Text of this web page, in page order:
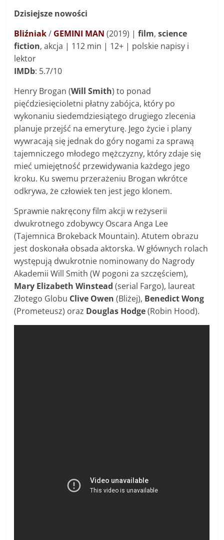
Dzisiejsze nowości
Bliźniak/ GEMINI MAN (2019) |film,science
fiction, akcja | 112 min | 12+ | polskie napisy i
lektor
IMDb: 5.7/10
Henry Brogan (Will Smith) to ponad
pięćdziesięcioletni płatny zabójca, który po
wykonaniu siedemdziesiątego drugiego zlecenia
planuje przejść na emeryturę. Jego życie i plany
wywracają się jednak do góry nogami za sprawą
tajemniczego młodego mężczyzny, który zdaje się
mieć umiejętność przewidywania każdego jego
kroku. Ku swemu przerażeniu Brogan wkrótce
odkrywa, że człowiek ten jest jego klonem.
Sprawnie nakręcony film akcji w reżyserii
dwukrotnego zdobywcy Oscara Anga Lee
(Tajemnica Brokeback Mountain). Atutem obrazu
jest doskonała obsada aktorska. W głównych rolach
występują dwukrotnie nominowany do Nagrody
Akademii Will Smith (W pogoni za szczęściem),
Mary Elizabeth Winstead (serial Fargo), laureat
Złotego Globu Clive Owen (Bliżej), Benedict Wong
(Prometeusz) oraz Douglas Hodge(Robin Hood).